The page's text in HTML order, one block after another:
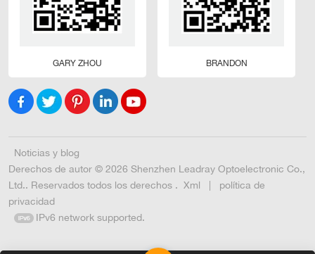
GARY ZHOU BRANDON
Noticias y blog
Derechos de autor © 2026 Shenzhen Leadray Optoelectronic Co.,
Ltd.. Reservados todos los derechos . Xml |
política de
privacidad
IPv6 network supported.